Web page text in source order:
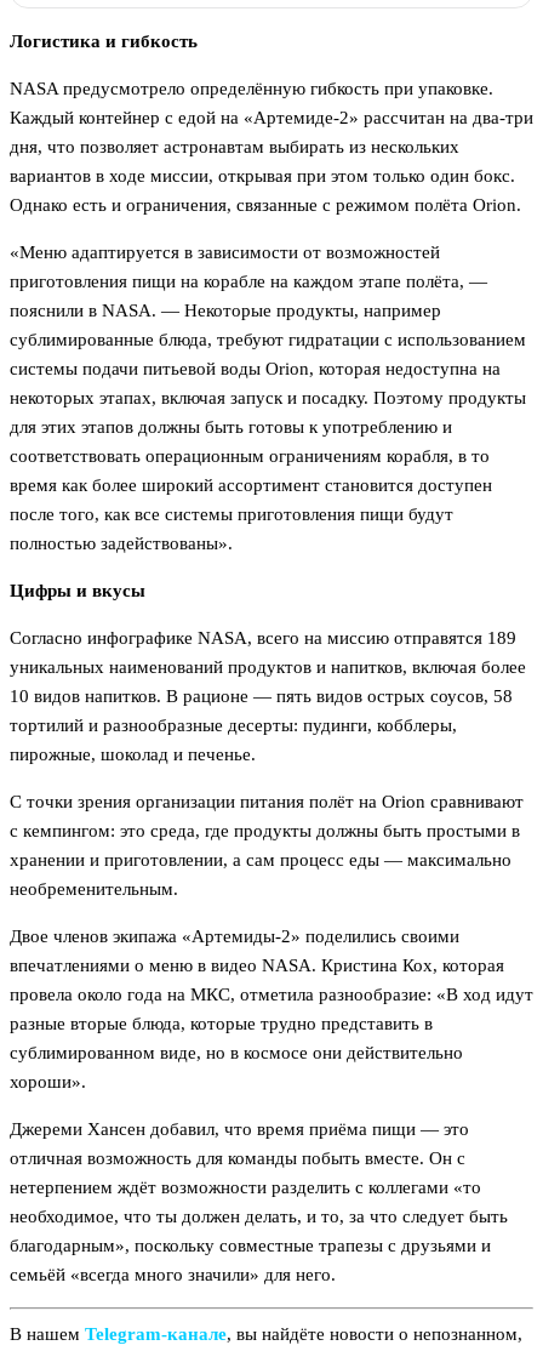
Логистика и гибкость
NASA предусмотрело определённую гибкость при упаковке.
Каждый контейнер с едой на «Артемиде-2» рассчитан на два-три
дня, что позволяет астронавтам выбирать из нескольких
вариантов в ходе миссии, открывая при этом только один бокс.
Однако есть и ограничения, связанные с режимом полёта Orion.
«Меню адаптируется в зависимости от возможностей
приготовления пищи на корабле на каждом этапе полёта, —
пояснили в NASA. — Некоторые продукты, например
сублимированные блюда, требуют гидратации с использованием
системы подачи питьевой воды Orion, которая недоступна на
некоторых этапах, включая запуск и посадку. Поэтому продукты
для этих этапов должны быть готовы к употреблению и
соответствовать операционным ограничениям корабля, в то
время как более широкий ассортимент становится доступен
после того, как все системы приготовления пищи будут
полностью задействованы».
Цифры и вкусы
Согласно инфографике NASA, всего на миссию отправятся 189
уникальных наименований продуктов и напитков, включая более
10 видов напитков. В рационе — пять видов острых соусов, 58
тортилий и разнообразные десерты: пудинги, кобблеры,
пирожные, шоколад и печенье.
С точки зрения организации питания полёт на Orion сравнивают
с кемпингом: это среда, где продукты должны быть простыми в
хранении и приготовлении, а сам процесс еды — максимально
необременительным.
Двое членов экипажа «Артемиды-2» поделились своими
впечатлениями о меню в видео NASA. Кристина Кох, которая
провела около года на МКС, отметила разнообразие: «В ход идут
разные вторые блюда, которые трудно представить в
сублимированном виде, но в космосе они действительно
хороши».
Джереми Хансен добавил, что время приёма пищи — это
отличная возможность для команды побыть вместе. Он с
нетерпением ждёт возможности разделить с коллегами «то
необходимое, что ты должен делать, и то, за что следует быть
благодарным», поскольку совместные трапезы с друзьями и
семьёй «всегда много значили» для него.
В нашем Telegram‑канале, вы найдёте новости о непознанном,